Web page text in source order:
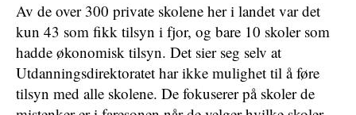
Av de over 300 private skolene her i landet var det
kun 43 som fikk tilsyn i fjor, og bare 10 skoler som
hadde økonomisk tilsyn. Det sier seg selv at
Utdanningsdirektoratet har ikke mulighet til å føre
tilsyn med alle skolene. De fokuserer på skoler de